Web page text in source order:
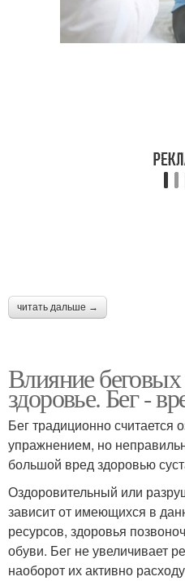
читать дальше →
Влияние
здоровье. Бег -
Бег традиционно считается
упражнением, но
большой вред здоровью
Оздоровительный или
зависит от имеющихся в
ресурсов, здоровья
обуви. Бег не увеличивает
наоборот их активно